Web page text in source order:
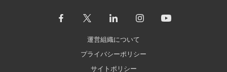
運営組織について
プライバシーポリシー
サイトポリシー